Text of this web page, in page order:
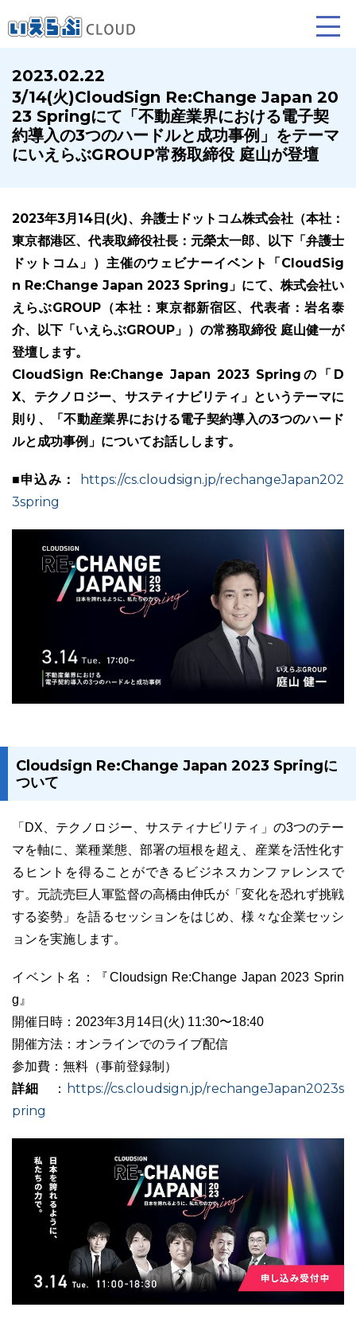
賃貸仲介
業務向け機能
売買仲介
業務向け機能
賃貸管理
業務向け機能
ホームページ制作について プラン紹介･制作の流れ
お役立ちブログ 資料ダウンロード
特長 サービス一覧 プラン
2023.02.22
3/14(火)CloudSign Re:Change Japan 20
23 Springにて「不動産業界における電子契
約導入の3つのハードルと成功事例」をテーマ
にいえらぶGROUP常務取締役 庭山が登壇
2023年3月14日(火)、弁護士ドットコム株式会社（本社：
東京都港区、代表取締役社長：元榮太一郎、以下「弁護士
ドットコム」）主催のウェビナーイベント「CloudSig
n Re:Change Japan 2023 Spring」にて、株式会社い
えらぶGROUP（本社：東京都新宿区、代表者：岩名泰
介、以下「いえらぶGROUP」）の常務取締役 庭山健一が
登壇します。
CloudSign Re:Change Japan 2023 Springの「D
X、テクノロジー、サスティナビリティ」というテーマに
則り、「不動産業界における電子契約導入の3つのハード
ルと成功事例」についてお話しします。
■申込み：
https://cs.cloudsign.jp/rechangeJapan202
3spring
Cloudsign Re:Change Japan 2023 Springに
ついて
「DX、テクノロジー、サスティナビリティ」の3つのテー
マを軸に、業種業態、部署の垣根を超え、産業を活性化す
るヒントを得ることができるビジネスカンファレンスで
す。元読売巨人軍監督の高橋由伸氏が「変化を恐れず挑戦
する姿勢」を語るセッションをはじめ、様々な企業セッシ
ョンを実施します。
イベント名：『Cloudsign Re:Change Japan 2023 Sprin
g』
開催日時：2023年3月14日(火) 11:30〜18:40
開催方法：オンラインでのライブ配信
参加費：無料（事前登録制）
詳細 ：
https://cs.cloudsign.jp/rechangeJapan2023s
pring